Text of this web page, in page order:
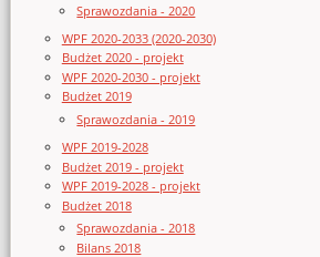
Sprawozdania - 2020
WPF 2020-2033 (2020-2030)
Budżet 2020 - projekt
WPF 2020-2030 - projekt
Budżet 2019
Sprawozdania - 2019
WPF 2019-2028
Budżet 2019 - projekt
WPF 2019-2028 - projekt
Budżet 2018
Sprawozdania - 2018
Bilans 2018